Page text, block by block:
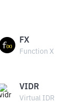
FX
Function X
VIDR
Virtual IDR